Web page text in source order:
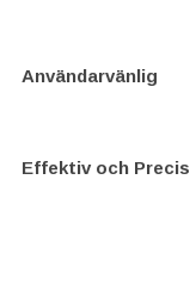
Användarvänlig
Effektiv och Precis